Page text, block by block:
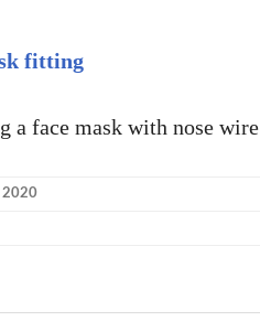
a face mask with nose wire
2020